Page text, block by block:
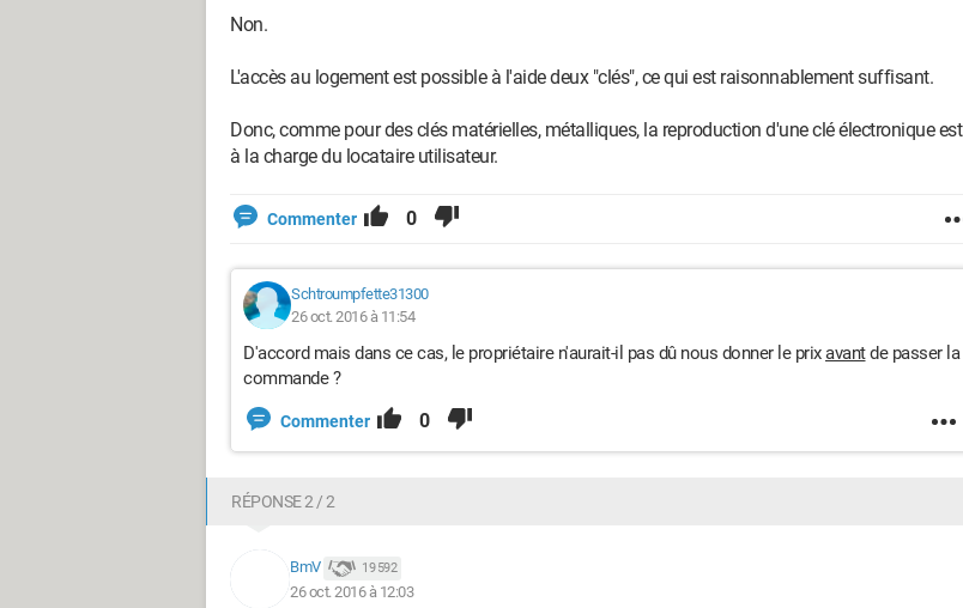
Non.
L'accès au logement est possible à l'aide deux "clés", ce qui est raisonnablement suffisant.
Donc, comme pour des clés matérielles, métalliques, la reproduction d'une clé électronique est
à la charge du locataire utilisateur.
Commenter 0
Schtroumpfette31300
26 oct. 2016 à 11:54
D'accord mais dans ce cas, le propriétaire n'aurait-il pas dû nous donner le prixavantde passer la
commande ?
Commenter 0
RÉPONSE 2 / 2
BmV 19 592
26 oct. 2016 à 12:03